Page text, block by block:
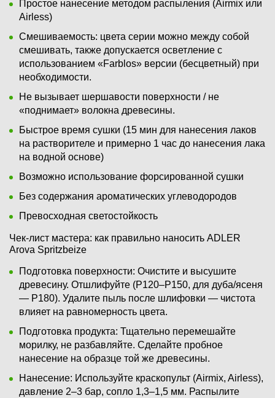
Простое нанесение методом распыления (Airmix или
Airless)
Смешиваемость: цвета серии можно между собой
смешивать, также допускается осветление с
использованием «Farblos» версии (бесцветный) при
необходимости.
Не вызывает шершавости поверхности / не
«поднимает» волокна древесины.
Быстрое время сушки (15 мин для нанесения лаков
на растворителе и примерно 1 час до нанесения лака
на водной основе)
Возможно использование форсированной сушки
Без содержания ароматических углеводородов
Превосходная светостойкость
Чек-лист мастера: как правильно наносить ADLER
Arova Spritzbeize
Подготовка поверхности: Очистите и высушите
древесину. Отшлифуйте (P120–P150, для дуба/ясеня
— P180). Удалите пыль после шлифовки — чистота
влияет на равномерность цвета.
Подготовка продукта: Тщательно перемешайте
морилку, не разбавляйте. Сделайте пробное
нанесение на образце той же древесины.
Нанесение: Используйте краскопульт (Airmix, Airless),
давление 2–3 бар, сопло 1,3–1,5 мм. Распылите